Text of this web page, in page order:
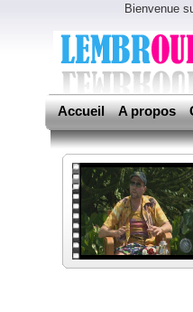
Bienvenue
Accueil A propos